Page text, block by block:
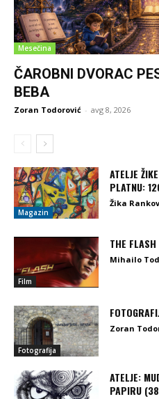
Mesečina
ČAROBNI DVORAC
BEBA
Zoran Todorović - avg 8, 2026
Magazin
ATELJE
PLATNU:
Žika
Film
THE
Mihailo
Fotografija
Zoran
ATELJE:
PAPIRU